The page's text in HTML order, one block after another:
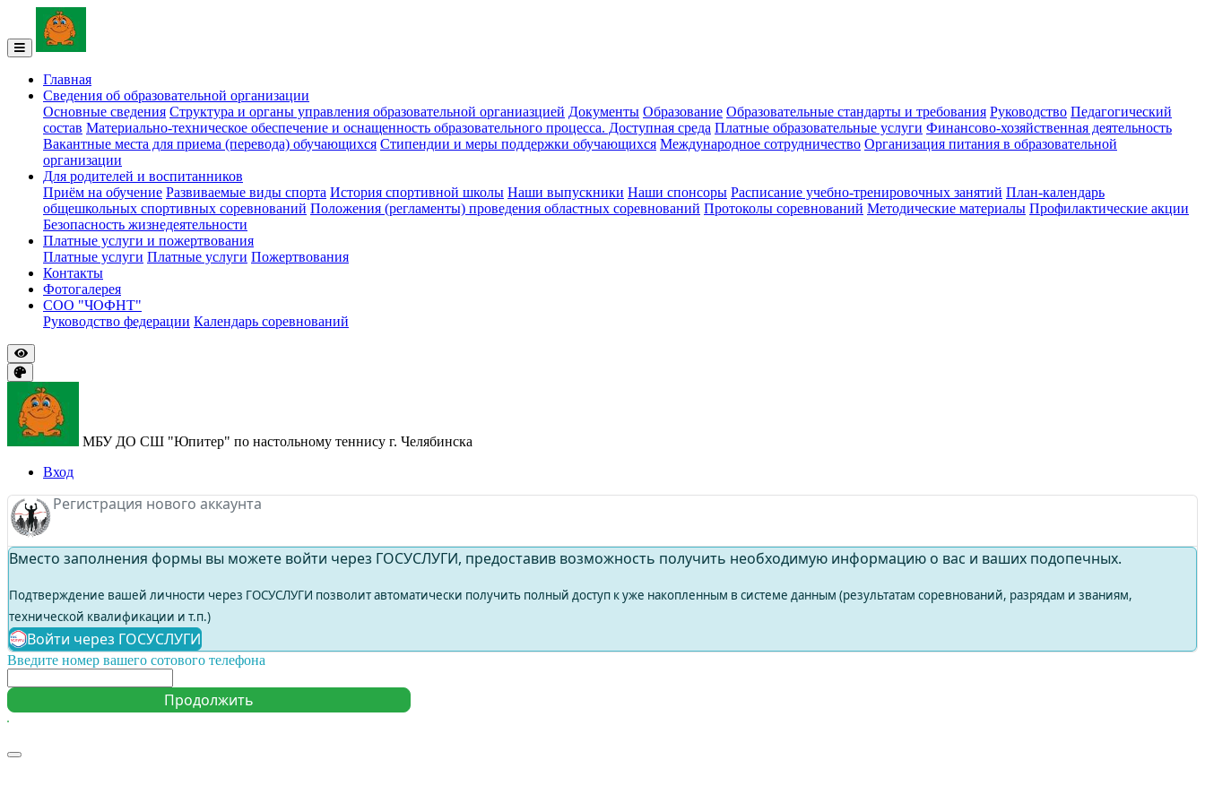
Главная
Сведения об образовательной организации
Основные сведения Структура и органы управления образовательной органиазцией Документы Образование Образовательные стандарты и требования Руководство Педагогический
состав Материально-техническое обеспечение и оснащенность образовательного процесса. Доступная среда Платные образовательные услуги Финансово-хозяйственная деятельность
Вакантные места для приема (перевода) обучающихся Стипендии и меры поддержки обучающихся Международное сотрудничество Организация питания в образовательной
организации
Для родителей и воспитанников
Приём на обучение Развиваемые виды спорта История спортивной школы Наши выпускники Наши спонсоры Расписание учебно-тренировочных занятий План-календарь
общешкольных спортивных соревнований Положения (регламенты) проведения областных соревнований Протоколы соревнований Методические материалы Профилактические акции
Безопасность жизнедеятельности
Платные услуги и пожертвования
Платные услуги Платные услуги Пожертвования
Контакты
Фотогалерея
СОО "ЧОФНТ"
Руководство федерации Календарь соревнований
МБУ ДО СШ "Юпитер" по настольному теннису г. Челябинска
Вход
Регистрация нового аккаунта
Вместо заполнения формы вы можете войти через ГОСУСЛУГИ, предоставив возможность получить необходимую информацию о вас и ваших подопечных.
Подтверждение вашей личности через ГОСУСЛУГИ позволит автоматически получить полный доступ к уже накопленным в системе данным (результатам соревнований, разрядам и званиям,
технической квалификации и т.п.)
Войти через ГОСУСЛУГИ
Введите номер вашего сотового телефона
Продолжить